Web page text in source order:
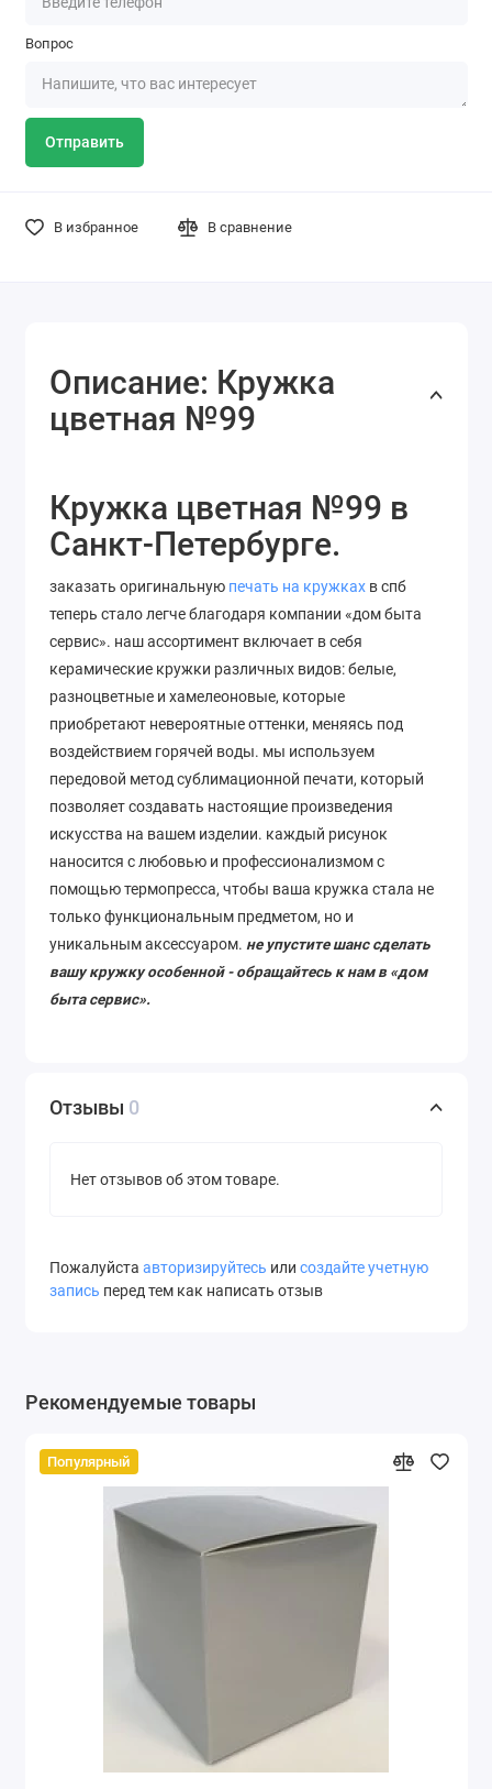
Вопрос
Отправить
В избранное В сравнение
Описание: Кружка
цветная №99
Кружка цветная №99 в
Санкт-Петербурге.
заказать оригинальную печать на кружках в спб
теперь стало легче благодаря компании «дом быта
сервис». наш ассортимент включает в себя
керамические кружки различных видов: белые,
разноцветные и хамелеоновые, которые
приобретают невероятные оттенки, меняясь под
воздействием горячей воды. мы используем
передовой метод сублимационной печати, который
позволяетсоздавать настоящие произведения
искусства на вашем изделии. каждый рисунок
наносится с любовью и профессионализмом с
помощью термопресса, чтобы ваша кружка стала не
только функциональным предметом, но и
уникальным аксессуаром. не упустите шанс сделать
вашу кружку особенной - обращайтесь к нам в «дом
быта сервис».
Отзывы 0
Нет отзывов об этом товаре.
Пожалуйста авторизируйтесь или создайте учетную
запись перед тем как написать отзыв
Рекомендуемые товары
Популярный